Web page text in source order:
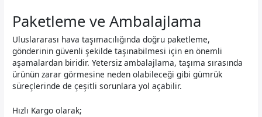
Paketleme ve Ambalajlama
Uluslararası hava taşımacılığında doğru paketleme,
gönderinin güvenli şekilde taşınabilmesi için en önemli
aşamalardan biridir. Yetersiz ambalajlama, taşıma sırasında
ürünün zarar görmesine neden olabileceği gibi gümrük
süreçlerinde de çeşitli sorunlara yol açabilir.
Hızlı Kargo olarak;